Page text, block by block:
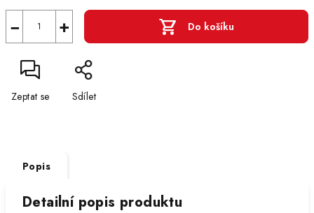
+
− Do košíku
Zeptat se Sdílet
Popis
Detailní popis produktu